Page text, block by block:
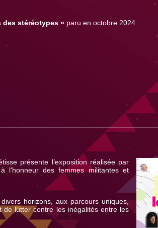
des stéréotypes » paru en octobre 2024.
présente l’exposition réalisée par
l'honneur des femmes militantes et
horizons, aux parcours uniques,
lutter contre les inégalités entre les